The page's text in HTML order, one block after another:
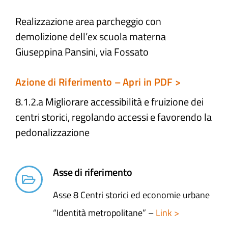
Atti e Docunenti
Progetti
Realizzazione area parcheggio con
demolizione dell’ex scuola materna
Giuseppina Pansini, via Fossato
Azione di Riferimento – Apri in PDF >
8.1.2.a Migliorare accessibilità e fruizione dei
centri storici, regolando accessi e favorendo la
pedonalizzazione
Asse di riferimento
Asse 8 Centri storici ed economie urbane
“Identità metropolitane” –Link >